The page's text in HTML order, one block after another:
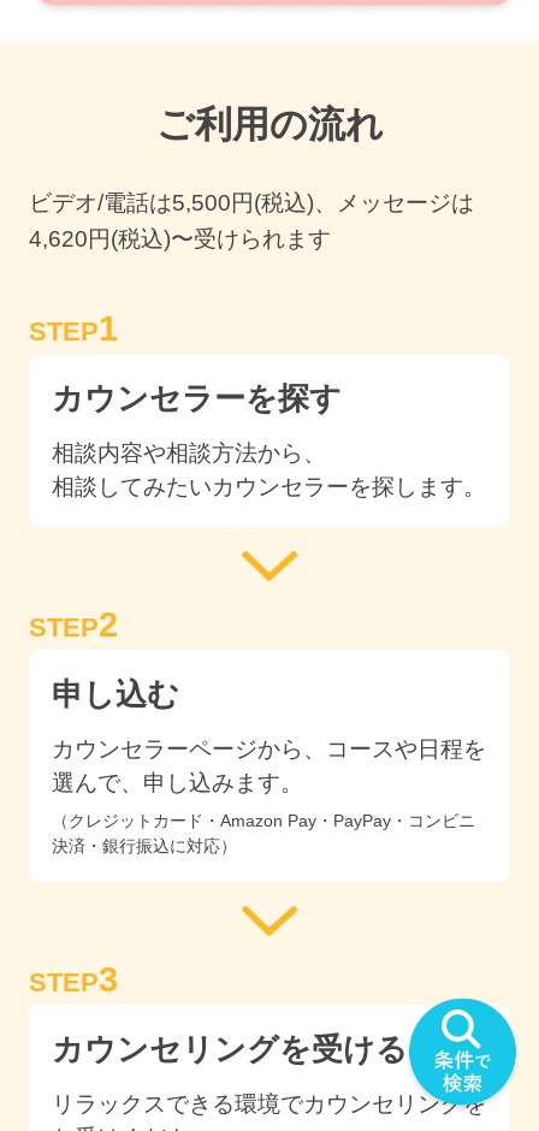
ご利用の流れ
ビデオ/電話は5,500円(税込)、メッセージは
4,620円(税込)〜受けられます
STEP1
カウンセラーを探す
相談内容や相談方法から、
相談してみたいカウンセラーを探します。
STEP2
申し込む
カウンセラーページから、コースや日程を
選んで、申し込みます。
（クレジットカード・Amazon Pay・PayPay・コンビニ
決済・銀行振込に対応）
STEP3
カウンセリングを受ける
リラックスできる環境でカウンセリングを